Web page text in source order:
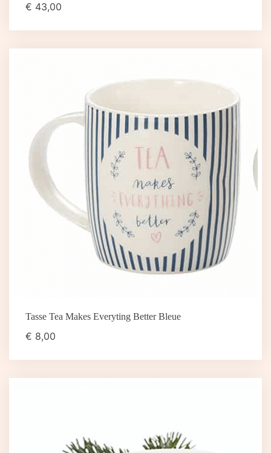
€ 43,00
Tasse Tea Makes Everyting Better Bleue
€ 8,00